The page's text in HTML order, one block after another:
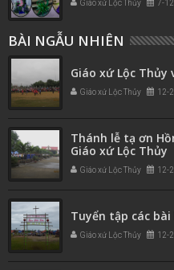
Giáo xứ Lộc Thủy 7-
BÀI NGẪU NHIÊN
Giáo xứ Lộc Thủy
Giáo xứ Lộc Thủy 12-
Thánh lễ tạ ơn
Giáo xứ Lộc Thủy
Giáo xứ Lộc Thủy 12-
Tuyển tập các
Giáo xứ Lộc Thủy 12-